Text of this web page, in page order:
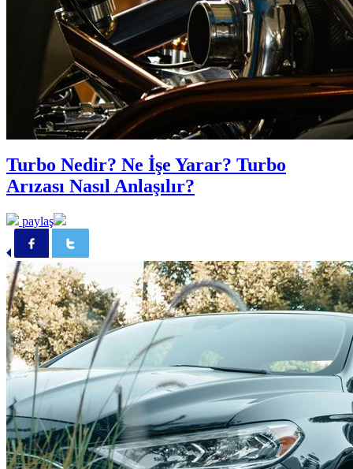
Turbo Nedir? Ne İşe Yarar? Turbo
Arızası Nasıl Anlaşılır?
paylaş